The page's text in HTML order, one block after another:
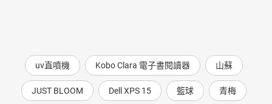
uv直噴機 Kobo Clara 電子書閱讀器 山蘇
JUST BLOOM Dell XPS 15 籃球 青梅